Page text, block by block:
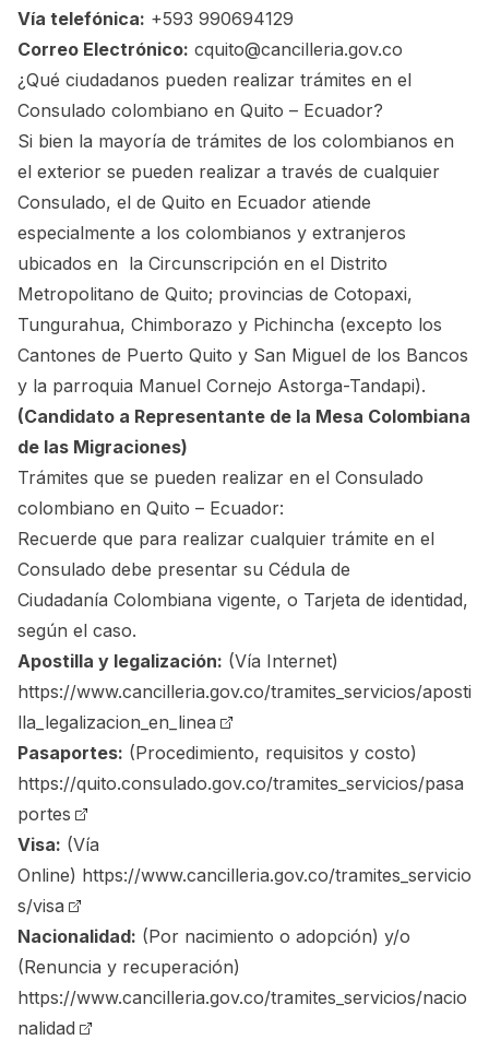
Vía telefónica: +593 990694129
Correo Electrónico: cquito@cancilleria.gov.co
¿Qué ciudadanos pueden realizar trámites en el
Consulado colombiano en Quito – Ecuador?
Si bien la mayoría de trámites de los colombianos en
el exterior se pueden realizar a través de cualquier
Consulado, el de Quito en Ecuador atiende
especialmente a los colombianos y extranjeros
ubicados en la Circunscripción en el Distrito
Metropolitano de Quito; provincias de Cotopaxi,
Tungurahua, Chimborazo y Pichincha (excepto los
Cantones de Puerto Quito y San Miguel de los Bancos
y la parroquia Manuel Cornejo Astorga-Tandapi).
(Candidato a Representante de la Mesa Colombiana
de las Migraciones)
Trámites que se pueden realizar en el Consulado
colombiano en Quito – Ecuador:
Recuerde que para realizar cualquier trámite en el
Consulado debe presentar su Cédula de
Ciudadanía Colombiana vigente, o Tarjeta de identidad,
según el caso.
Apostilla y legalización: (Vía Internet)
https://www.cancilleria.gov.co/tramites_servicios/aposti
lla_legalizacion_en_linea
Pasaportes: (Procedimiento, requisitos y costo)
https://quito.consulado.gov.co/tramites_servicios/pasa
portes
Visa: (Vía
Online) https://www.cancilleria.gov.co/tramites_servicio
s/visa
Nacionalidad: (Por nacimiento o adopción) y/o
(Renuncia y recuperación)
https://www.cancilleria.gov.co/tramites_servicios/nacio
nalidad